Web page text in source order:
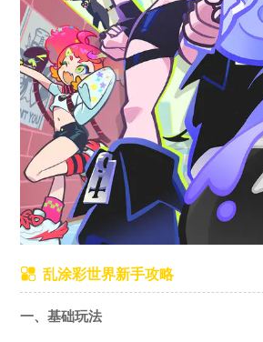
乱涂彩世界新手攻略
一、基础玩法